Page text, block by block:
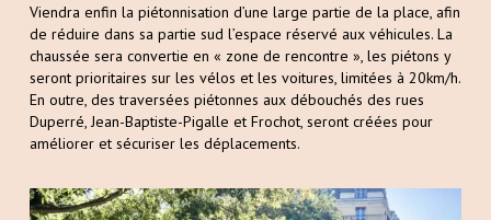
Viendra enfin la piétonnisation d’une large partie de la place, afin
de réduire dans sa partie sud l’espace réservé aux véhicules. La
chaussée sera convertie en « zone de rencontre », les piétons y
seront prioritaires sur les vélos et les voitures, limitées à 20km/h.
En outre, des traversées piétonnes aux débouchés des rues
Duperré, Jean-Baptiste-Pigalle et Frochot, seront créées pour
améliorer et sécuriser les déplacements.